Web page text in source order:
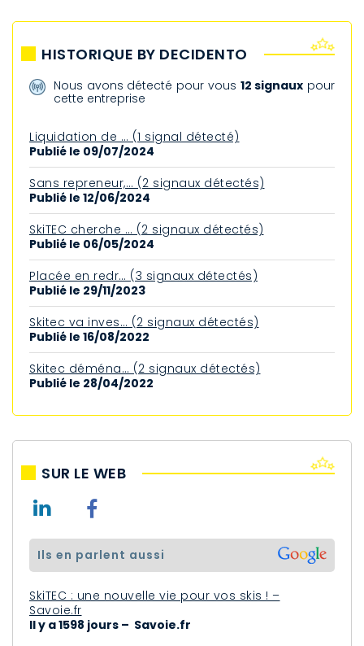
HISTORIQUE BY DECIDENTO
Nous avons détecté pour vous 12 signaux pour
cette entreprise
Liquidation de … (1 signal détecté)
Publié le 09/07/2024
Sans repreneur,… (2 signaux détectés)
Publié le 12/06/2024
SkiTEC cherche … (2 signaux détectés)
Publié le 06/05/2024
Placée en redr… (3 signaux détectés)
Publié le 29/11/2023
Skitec va inves… (2 signaux détectés)
Publié le 16/08/2022
Skitec déména… (2 signaux détectés)
Publié le 28/04/2022
SUR LE WEB
ils en parlent aussi
SkiTEC : une nouvelle vie pour vos skis ! –
Savoie.fr
Il y a 1598 jours – Savoie.fr